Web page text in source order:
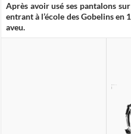
Après avoir usé ses pantalons
entrant à l’école des Gobelins
aveu.